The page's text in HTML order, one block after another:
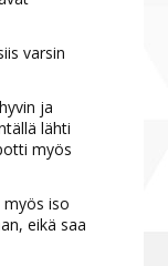
varsin
ja
lähti
myös
iso
eikä saa